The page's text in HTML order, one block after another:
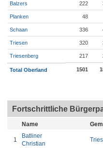
Balzers 222
Planken 48
Schaan 336
Triesen 320
Triesenberg 217
Total Oberland 1501
Fortschrittliche
Name
1
Batliner
Christian